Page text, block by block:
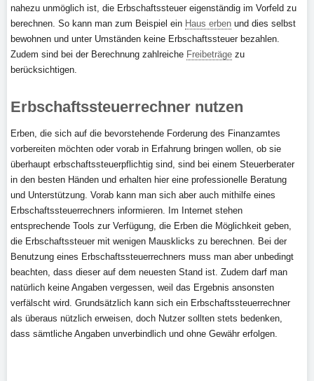
nahezu unmöglich ist, die Erbschaftssteuer eigenständig im Vorfeld zu
berechnen. So kann man zum Beispiel ein Haus erben und dies selbst
bewohnen und unter Umständen keine Erbschaftssteuer bezahlen.
Zudem sind bei der Berechnung zahlreiche Freibeträge zu
berücksichtigen.
Erbschaftssteuerrechner nutzen
Erben, die sich auf die bevorstehende Forderung des Finanzamtes
vorbereiten möchten oder vorab in Erfahrung bringen wollen, ob sie
überhaupt erbschaftssteuerpflichtig sind, sind bei einem Steuerberater
in den besten Händen und erhalten hier eine professionelle Beratung
und Unterstützung. Vorab kann man sich aber auch mithilfe eines
Erbschaftssteuerrechners informieren. Im Internet stehen
entsprechende Tools zur Verfügung, die Erben die Möglichkeit geben,
die Erbschaftssteuer mit wenigen Mausklicks zu berechnen. Bei der
Benutzung eines Erbschaftssteuerrechners muss man aber unbedingt
beachten, dass dieser auf dem neuesten Stand ist. Zudem darf man
natürlich keine Angaben vergessen, weil das Ergebnis ansonsten
verfälscht wird. Grundsätzlich kann sich ein Erbschaftssteuerrechner
als überaus nützlich erweisen, doch Nutzer sollten stets bedenken,
dass sämtliche Angaben unverbindlich und ohne Gewähr erfolgen.